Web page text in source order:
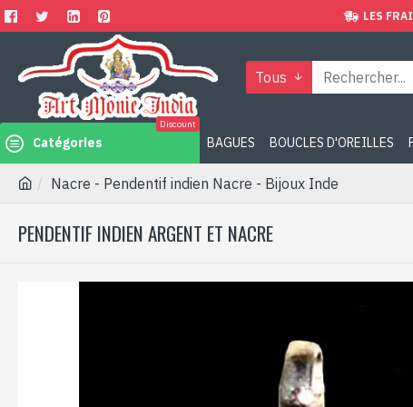
LES
Tous
Catégories
Discount
BAGUES BOUCLES D'OREILLES
Nacre - Pendentif indien Nacre - Bijoux Inde
PENDENTIF INDIEN ARGENT ET NACRE